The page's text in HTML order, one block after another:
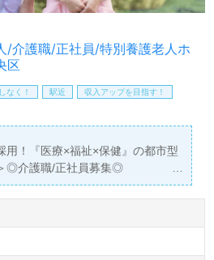
＊求人情報収集、将来的に検討の
どご希望に応じてお問い合わせ/ご
、求人紹介、年収交渉など完全無
だけます。＜非公開求人も取扱い
と一緒に転職活動！お問い合わ
/介護職/正社員/特別養護老人ホ
区
なく！ 駅近 収入アップを目指す！
用！『医療×福祉×保健』の都市型
◎介護職/正社員募集◎
円/賞与2回】＊初任者研修以上
濠公園駅』徒歩10分。
室/多床室）『介護老人福祉施設ラ
祉法人桜花会（本部：福岡県福岡